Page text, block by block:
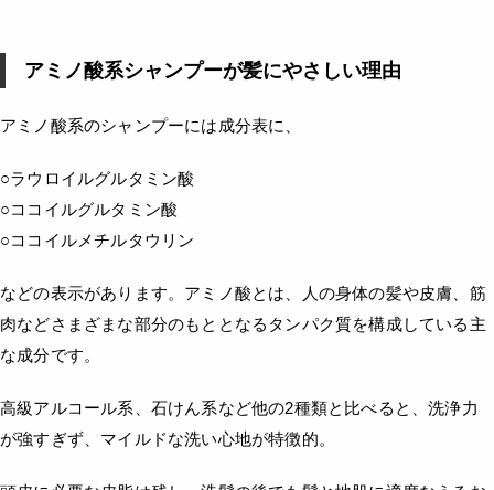
アミノ酸系シャンプーが髪にやさしい理由
アミノ酸系のシャンプーには成分表に、
○ラウロイルグルタミン酸
○ココイルグルタミン酸
○ココイルメチルタウリン
などの表示があります。アミノ酸とは、人の身体の髪や皮膚、筋
肉などさまざまな部分のもととなるタンパク質を構成している主
な成分です。
高級アルコール系、石けん系など他の2種類と比べると、洗浄力
が強すぎず、マイルドな洗い心地が特徴的。